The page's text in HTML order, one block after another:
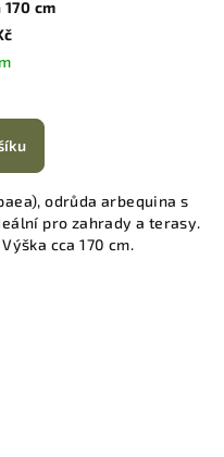
cm
odrůda arbequina s
pro zahrady a terasy.
cca 170 cm.